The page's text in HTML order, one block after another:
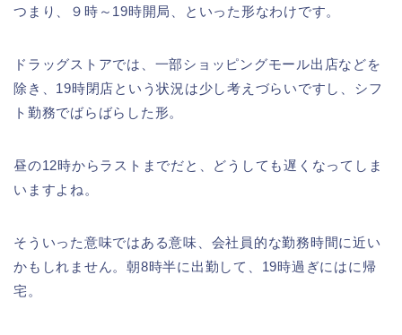
つまり、９時～19時開局、といった形なわけです。
ドラッグストアでは、一部ショッピングモール出店などを
除き、19時閉店という状況は少し考えづらいですし、シフ
ト勤務でばらばらした形。
昼の12時からラストまでだと、どうしても遅くなってしま
いますよね。
そういった意味ではある意味、会社員的な勤務時間に近い
かもしれません。朝8時半に出勤して、19時過ぎにはに帰
宅。